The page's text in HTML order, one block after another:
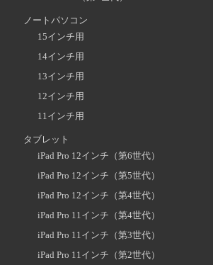
ノートパソコン
15インチ用
14インチ用
13インチ用
12インチ用
11インチ用
タブレット
iPad Pro 12インチ（第6世代）
iPad Pro 12インチ（第5世代）
iPad Pro 12インチ（第4世代）
iPad Pro 11インチ（第4世代）
iPad Pro 11インチ（第3世代）
iPad Pro 11インチ（第2世代）